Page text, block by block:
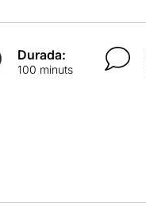
Durada:
100 minuts